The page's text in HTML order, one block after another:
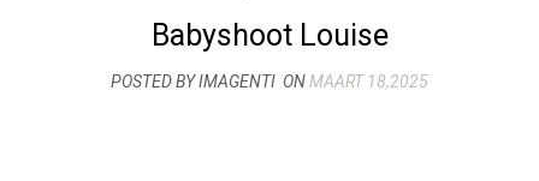
Babyshoot Louise
POSTED BY IMAGENTI ONMAART 18,2025